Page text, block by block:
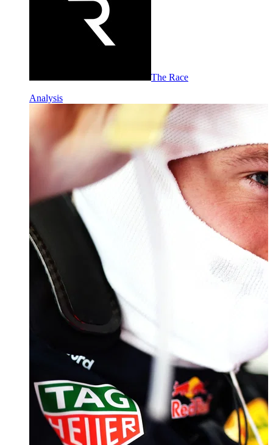
The Race
Analysis